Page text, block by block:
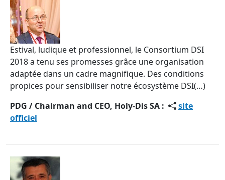
Estival, ludique et professionnel, le Consortium DSI
2018 a tenu ses promesses grâce une organisation
adaptée dans un cadre magnifique. Des conditions
propices pour sensibiliser notre écosystème DSI(…)
PDG / Chairman and CEO, Holy-Dis SA :
site
officiel